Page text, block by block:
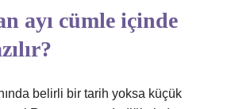
ayı cümle içinde
belirli bir tarih yoksa küçük